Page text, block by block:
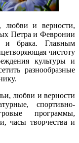
любви и верности,
Петра и Февронии
и брака. Главным
чистоту
культуры и
разнообразные
любви и верности
спортивно-
программы,
часы творчества и